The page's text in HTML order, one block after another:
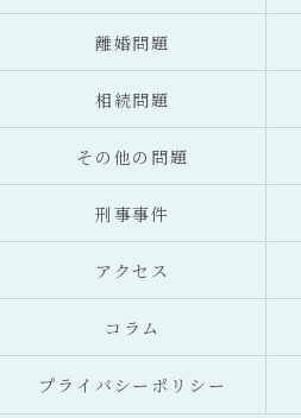
離婚問題
相続問題
その他の問題
刑事事件
アクセス
コラム
プライバシーポリシー